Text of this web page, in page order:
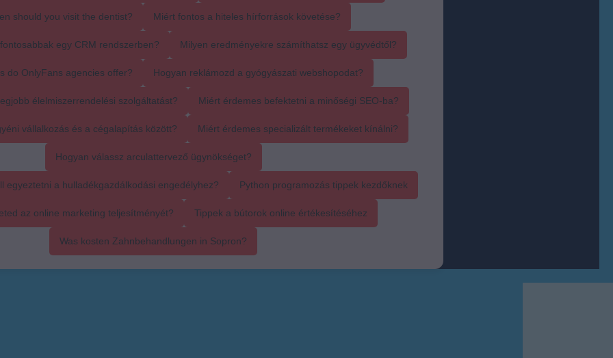
should you visit the dentist? Miért fontos a hiteles hírforrások követése?
egy CRM rendszerben? Milyen eredményekre számíthatsz egy ügyvédtől?
do OnlyFans agencies offer? Hogyan reklámozd a gyógyászati webshopodat?
élelmiszerrendelési szolgáltatást? Miért érdemes befektetni a minőségi SEO-ba?
vállalkozás és a cégalapítás között? Miért érdemes specializált termékeket kínálni?
Hogyan válassz arculattervező ügynökséget?
egyeztetni a hulladékgazdálkodási engedélyhez? Python programozás tippek kezdőknek
az online marketing teljesítményét? Tippek a bútorok online értékesítéséhez
Was kosten Zahnbehandlungen in Sopron?